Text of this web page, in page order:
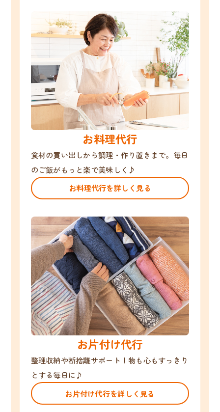
お料理代行
食材の買い出しから調理・作り置きまで。毎日
のご飯がもっと楽で美味しく♪
お料理代行を詳しく見る
お片付け代行
整理収納や断捨離サポート！物も心もすっきり
とする毎日に♪
お片付け代行を詳しく見る